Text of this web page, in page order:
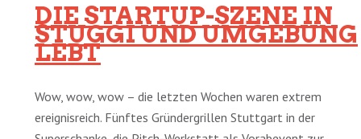
DIE STARTUP-SZENE IN
STUGGI UND UMGEBUNG
LEBT
Wow, wow, wow – die letzten Wochen waren extrem
ereignisreich. Fünftes Gründergrillen Stuttgart in der